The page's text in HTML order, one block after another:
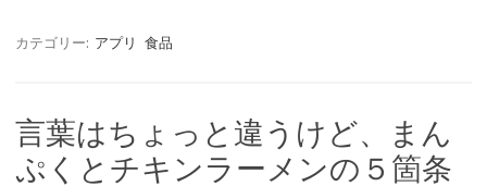
カテゴリー: アプリ 食品
言葉はちょっと違うけど、まん
ぷくとチキンラーメンの５箇条